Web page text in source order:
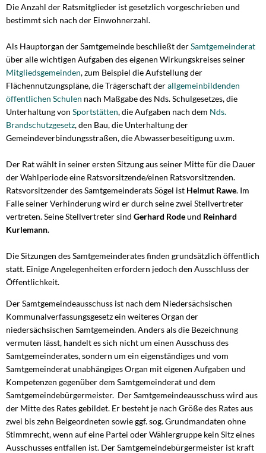
Die Anzahl der Ratsmitglieder ist gesetzlich vorgeschrieben und
bestimmt sich nach der Einwohnerzahl.
Als Hauptorgan der Samtgemeinde beschließt derSamtgemeinderat
über alle wichtigen Aufgaben des eigenen Wirkungskreises seiner
Mitgliedsgemeinden, zum Beispiel die Aufstellung der
Flächennutzungspläne, die Trägerschaft derallgemeinbildenden
öffentlichen Schulen nach Maßgabe des Nds. Schulgesetzes, die
Unterhaltung von Sportstätten, die Aufgaben nach dem Nds.
Brandschutzgesetz, den Bau, die Unterhaltung der
Gemeindeverbindungsstraßen, die Abwasserbeseitigung u.v.m.
Der Rat wählt in seiner ersten Sitzung aus seiner Mitte für die Dauer
der Wahlperiode eine Ratsvorsitzende/einen Ratsvorsitzenden.
Ratsvorsitzender des Samtgemeinderats Sögel ist Helmut Rawe. Im
Falle seiner Verhinderung wird er durch seine zwei Stellvertreter
vertreten. Seine Stellvertreter sind Gerhard Rodeund Reinhard
Kurlemann.
Die Sitzungen des Samtgemeinderates finden grundsätzlich öffentlich
statt. Einige Angelegenheiten erfordern jedoch den Ausschluss der
Öffentlichkeit.
Der Samtgemeindeausschuss ist nach dem Niedersächsischen
Kommunalverfassungsgesetz ein weiteres Organ der
niedersächsischen Samtgemeinden. Anders als die Bezeichnung
vermuten lässt, handelt es sich nicht um einen Ausschuss des
Samtgemeinderates, sondern um ein eigenständiges und vom
Samtgemeinderat unabhängiges Organ mit eigenen Aufgaben und
Kompetenzen gegenüber dem Samtgemeinderat und dem
Samtgemeindebürgermeister. Der Samtgemeindeausschuss wird aus
der Mitte des Rates gebildet. Er besteht je nach Größe des Rates aus
zwei bis zehn Beigeordneten sowie ggf. sog. Grundmandaten ohne
Stimmrecht, wenn auf eine Partei oder Wählergruppe kein Sitz eines
Ausschusses entfallen ist. Der Samtgemeindebürgermeister ist kraft